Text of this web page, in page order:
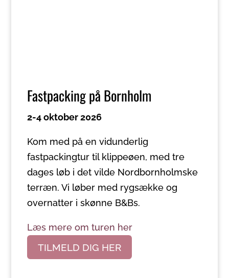
Fastpacking på Bornholm
2-4 oktober 2026
Kom med på en vidunderlig
fastpackingtur til klippeøen, med tre
dages løb i det vilde Nordbornholmske
terræn. Vi løber med rygsække og
overnatter i skønne B&Bs.
Læs mere om turen her
TILMELD DIG HER